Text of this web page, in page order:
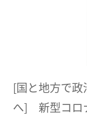
[国と地方で
へ] 新型コロ